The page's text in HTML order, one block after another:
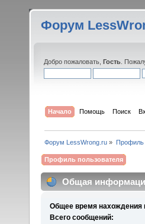
Форум
Добро пожаловать, Гость .
Начало Помощь Поиск
Форум LessWrong.ru » Профиль
Профиль пользователя
Общая
Общее время нахождения
Всего сообщений: